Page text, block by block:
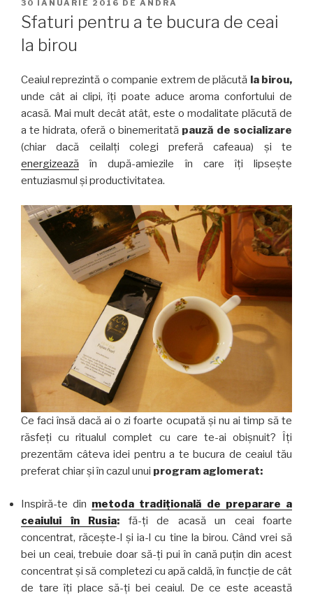
PE
30 IANUARIE 2016 DE ANDRA
Sfaturi pentru a te bucura de ceai
la birou
Ceaiul reprezintă o companie extrem de plăcută la birou,
unde cât ai clipi, îţi poate aduce aroma confortului de
acasă. Mai mult decât atât, este o modalitate plăcută de
a te hidrata, oferă o binemeritată pauză de socializare
(chiar dacă ceilalţi colegi preferă cafeaua) şi te
energizează în după-amiezile în care îţi lipseşte
entuziasmul şi productivitatea.
Ce faci însă dacă ai o zi foarte ocupată şi nu ai timp să te
răsfeţi cu ritualul complet cu care te-ai obişnuit? Îţi
prezentăm câteva idei pentru a te bucura de ceaiul tău
preferat chiar şi în cazul unui program aglomerat:
Inspiră-te din metoda tradiţională de preparare a
ceaiului în Rusia: fă-ţi de acasă un ceai foarte
concentrat, răceşte-l şi ia-l cu tine la birou. Când vrei să
bei un ceai, trebuie doar să-ţi pui în cană puţin din acest
concentrat şi să completezi cu apă caldă, în funcţie de cât
de tare îţi place să-ţi bei ceaiul. De ce este această